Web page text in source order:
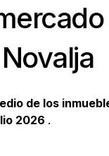
de los
2026 .